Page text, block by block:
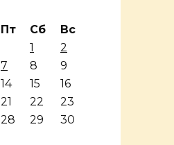
Пт Сб
Вс
1
2
7 8
9
14 15
16
21 22
23
28 29
30